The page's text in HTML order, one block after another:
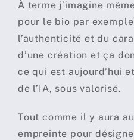
À terme j’imagine
pour le bio par
l’authenticité et du
d’une création et ça
ce qui est aujourd’hui
de l’IA, sous valorisé.
Tout comme il y aura
empreinte pour